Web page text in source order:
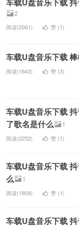
2
阅读(2061) 赞 (1)
车载U盘音乐下载
阅读(1643) 赞 (3)
车载U盘音乐下载
了歌名是什么
1
阅读(2252) 赞 (1)
车载U盘音乐下载
么
1
阅读(1808) 赞 (1)
车载U盘音乐下载